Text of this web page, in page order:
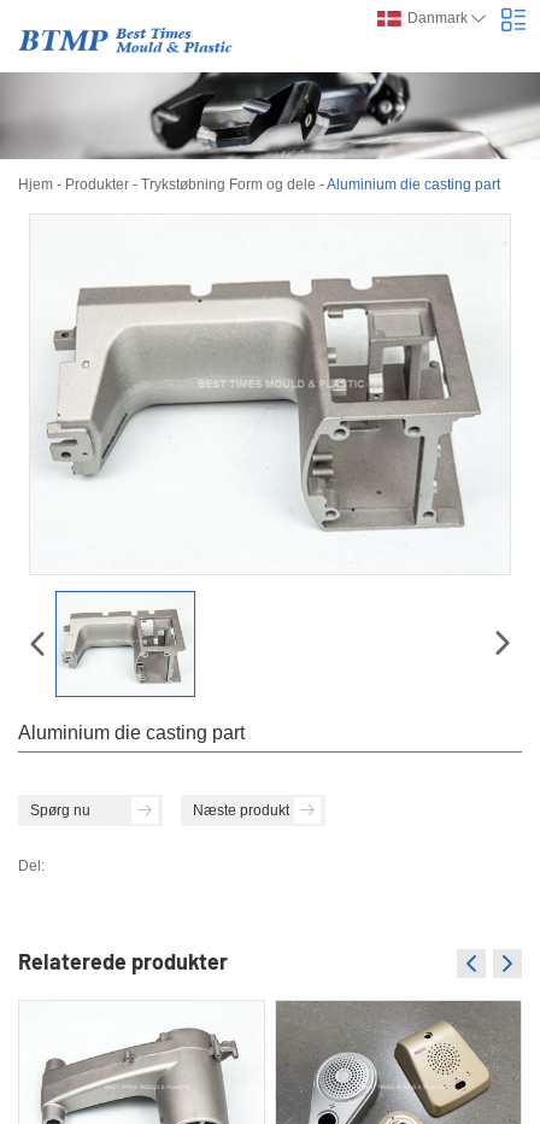
Danmark
Hjem - Produkter - Trykstøbning Form og dele -Aluminium die casting part
Aluminium die casting part
Spørg nu Næste produkt
Del:
Relaterede produkter